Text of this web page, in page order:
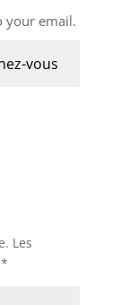
your email.
vous
Les
*